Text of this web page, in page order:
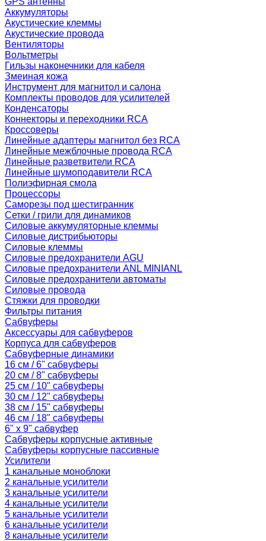
Аккумуляторы
Акустические клеммы
Акустические провода
Вентиляторы
Вольтметры
Гильзы наконечники для кабеля
Змеиная кожа
Инструмент для магнитол и салона
Комплекты проводов для усилителей
Конденсаторы
Коннекторы и переходники RCA
Кроссоверы
Линейные адаптеры магнитол без RCA
Линейные межблочные провода RCA
Линейные разветвители RCA
Линейные шумоподавители RCA
Полиэфирная смола
Процессоры
Саморезы под шестигранник
Сетки / грили для динамиков
Силовые аккумуляторные клеммы
Силовые дистрибьюторы
Силовые клеммы
Силовые предохранители AGU
Силовые предохранители ANL MINIANL
Силовые предохранители автоматы
Силовые провода
Стяжки для проводки
Фильтры питания
Сабвуферы
Аксессуары для сабвуферов
Корпуса для сабвуферов
Сабвуферные динамики
16 см / 6" сабвуферы
20 см / 8" сабвуферы
25 см / 10" сабвуферы
30 см / 12" сабвуферы
38 см / 15" сабвуферы
46 см / 18" сабвуферы
6" x 9" сабвуфер
Сабвуферы корпусные активные
Сабвуферы корпусные пассивные
Усилители
1 канальные моноблоки
2 канальные усилители
3 канальные усилители
4 канальные усилители
5 канальные усилители
6 канальные усилители
8 канальные усилители